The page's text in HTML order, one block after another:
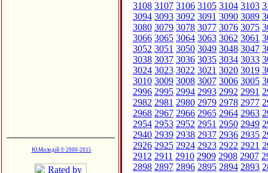
Ю.Молодій © 2000-2015
3108 3107 3106 3105 3104 3103
3094 3093 3092 3091 3090 3089
3080 3079 3078 3077 3076 3075
3066 3065 3064 3063 3062 3061
3052 3051 3050 3049 3048 3047
3038 3037 3036 3035 3034 3033
3024 3023 3022 3021 3020 3019
3010 3009 3008 3007 3006 3005
2996 2995 2994 2993 2992 2991
2982 2981 2980 2979 2978 2977
2968 2967 2966 2965 2964 2963
2954 2953 2952 2951 2950 2949
2940 2939 2938 2937 2936 2935
2926 2925 2924 2923 2922 2921
2912 2911 2910 2909 2908 2907
2898 2897 2896 2895 2894 2893